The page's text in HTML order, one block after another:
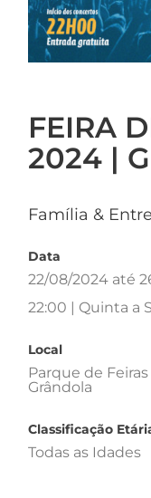
FEIRA
2024 |
Família &
Data
22/08/2024 até
22:00 | Quinta a
Local
Parque de
Grândola
Classificação
Todas as Idades